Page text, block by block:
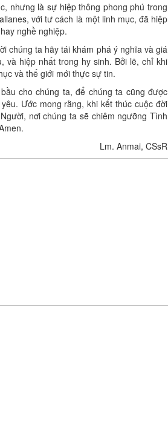
nhưng là sự hiệp thông phong phú trong
với tư cách là một linh mục, đã hiệp
nghề nghiệp.
chúng ta hãy tái khám phá ý nghĩa và giá
và hiệp nhất trong hy sinh. Bởi lẽ, chỉ khi
và thế giới mới thực sự tin.
cho chúng ta, để chúng ta cũng được
Ước mong rằng, khi kết thúc cuộc đời
nơi chúng ta sẽ chiêm ngưỡng Tình
Lm. Anmai, CSsR